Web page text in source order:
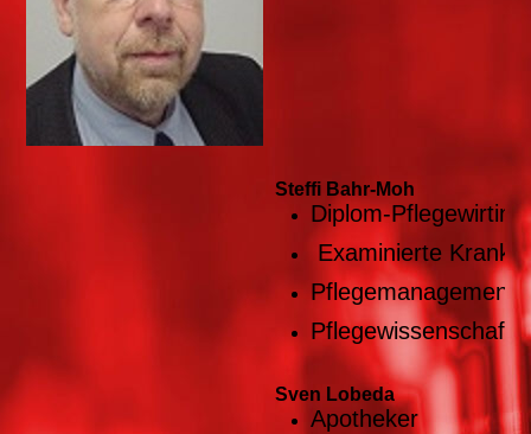
Steffi Bahr-Moh
Diplom-Pflegewirtin
Examinierte
Pflegemanagement
Pflegewissenschaft
Sven Lobeda
Apotheker